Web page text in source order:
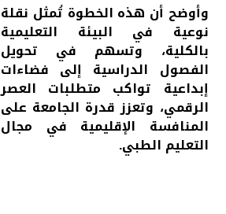
وأوضح أن هذه الخطوة تُمثل نقلة
نوعية في البيئة التعليمية
بالكلية، وتسهم في تحويل
الفصول الدراسية إلى فضاءات
إبداعية تواكب متطلبات العصر
الرقمي، وتعزز قدرة الجامعة على
المنافسة الإقليمية في مجال
التعليم الطبي.